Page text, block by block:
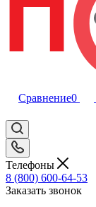
Сравнение0
Телефоны
8 (800) 600-64-53
Заказать звонок